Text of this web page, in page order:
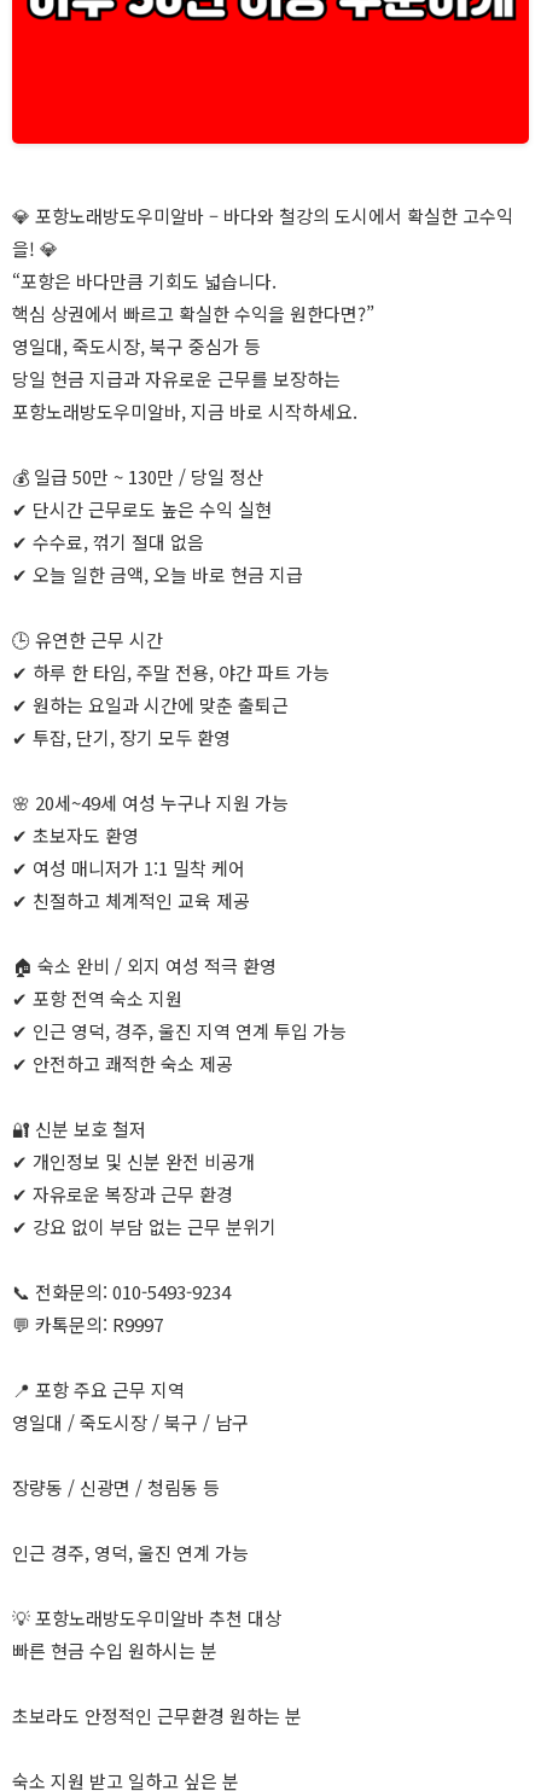
💎 포항노래방도우미알바 – 바다와 철강의 도시에서 확실한 고수익
을! 💎
“포항은 바다만큼 기회도 넓습니다.
핵심 상권에서 빠르고 확실한 수익을 원한다면?”
영일대, 죽도시장, 북구 중심가 등
당일 현금 지급과 자유로운 근무를 보장하는
포항노래방도우미알바, 지금 바로 시작하세요.
💰 일급 50만 ~ 130만 / 당일 정산
✔ 단시간 근무로도 높은 수익 실현
✔ 수수료, 꺾기 절대 없음
✔ 오늘 일한 금액, 오늘 바로 현금 지급
🕒 유연한 근무 시간
✔ 하루 한 타임, 주말 전용, 야간 파트 가능
✔ 원하는 요일과 시간에 맞춘 출퇴근
✔ 투잡, 단기, 장기 모두 환영
🌸 20세~49세 여성 누구나 지원 가능
✔ 초보자도 환영
✔ 여성 매니저가 1:1 밀착 케어
✔ 친절하고 체계적인 교육 제공
🏠 숙소 완비 / 외지 여성 적극 환영
✔ 포항 전역 숙소 지원
✔ 인근 영덕, 경주, 울진 지역 연계 투입 가능
✔ 안전하고 쾌적한 숙소 제공
🔐 신분 보호 철저
✔ 개인정보 및 신분 완전 비공개
✔ 자유로운 복장과 근무 환경
✔ 강요 없이 부담 없는 근무 분위기
📞 전화문의: 010-5493-9234
💬 카톡문의: R9997
📍 포항 주요 근무 지역
영일대 / 죽도시장 / 북구 / 남구
장량동 / 신광면 / 청림동 등
인근 경주, 영덕, 울진 연계 가능
💡 포항노래방도우미알바 추천 대상
빠른 현금 수입 원하시는 분
초보라도 안정적인 근무환경 원하는 분
숙소 지원 받고 일하고 싶은 분